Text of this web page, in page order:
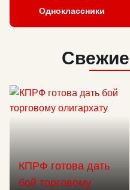
Одноклассники
КПРФ готова дать
бой торговому